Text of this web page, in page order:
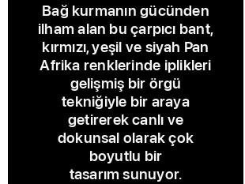
Bağ kurmanın gücünden
ilham alan bu çarpıcı bant,
kırmızı, yeşil ve siyah Pan
Afrika renklerinde iplikleri
gelişmiş bir örgü
tekniğiyle bir araya
getirerek canlı ve
dokunsal olarak çok
boyutlu bir
tasarım sunuyor.